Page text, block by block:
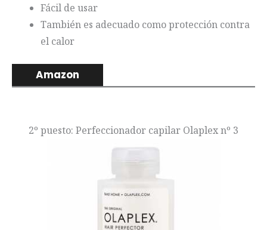
Fácil de usar
También es adecuado como protección contra
el calor
Amazon
2º puesto: Perfeccionador capilar Olaplex nº 3